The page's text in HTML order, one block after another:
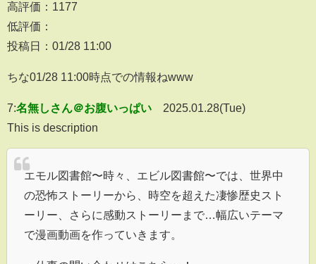
高評価：1177
低評価：
投稿日：01/28 11:00
ちな01/28 11:00時点での情報ねwww
7:名無しさん＠お腹いっぱい
2025.01.28(Tue)
This is description
エモル図書館〜時々、エビル図書館〜では、世界中
の恐怖ストーリーから、時空を超えた凄惨歴史スト
ーリー、さらに感動ストーリーまで…幅広いテーマ
で漫画動画を作っていきます。